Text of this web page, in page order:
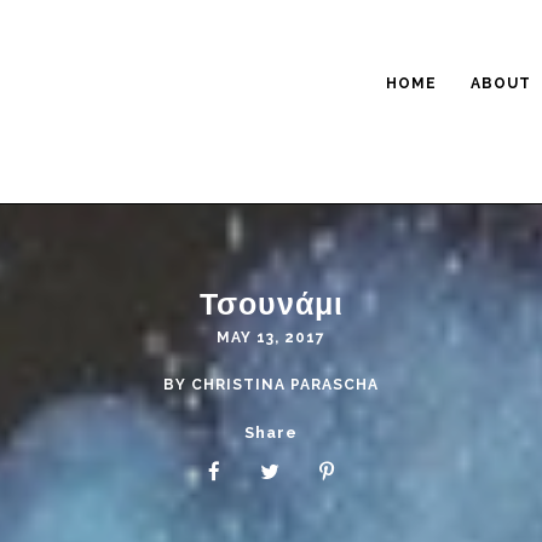
HOME ABOUT
Τσουνάμι
MAY 13, 2017
BYCHRISTINA PARASCHA
Share